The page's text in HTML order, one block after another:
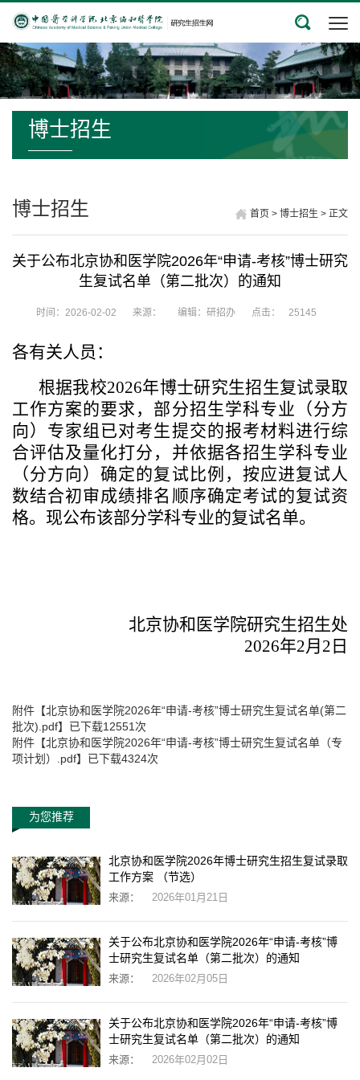
博士招生
博士招生 首页 > 博士招生 > 正文
关于公布北京协和医学院2026年“申请-考核”博士研究
生复试名单（第二批次）的通知
时间：2026-02-02 来源： 编辑：研招办 点击： 25145
各有关人员：
根据我校2026年博士研究生招生复试录取
工作方案的要求，部分招生学科专业（分方
向）专家组已对考生提交的报考材料进行综
合评估及量化打分，并依据各招生学科专业
（分方向）确定的复试比例，按应进复试人
数结合初审成绩排名顺序确定考试的复试资
格。现公布该部分学科专业的复试名单。
北京协和医学院研究生招生处
2026年2月 2 日
附件【北京协和医学院2026年“申请-考核”博士研究生复试名单(第二
批次).pdf】已下载12551 次
附件【北京协和医学院2026年“申请-考核”博士研究生复试名单（专
项计划）.pdf】已下载4324次
为您推荐
北京协和医学院2026年博士研究生招生复试录取
工作方案 （节选）
来源： 2026年01月21日
关于公布北京协和医学院2026年“申请-考核”博
士研究生复试名单（第二批次）的通知
来源： 2026年02月05日
关于公布北京协和医学院2026年“申请-考核”博
士研究生复试名单（第二批次）的通知
来源： 2026年02月02日